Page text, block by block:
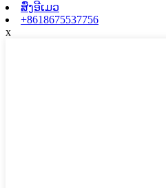
ສົ່ງອີເມວ
+8618675537756
x